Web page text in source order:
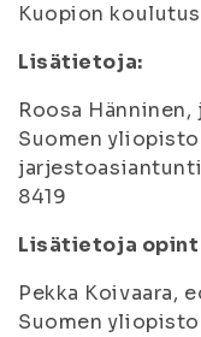
Kuopion
Lisätietoja:
Roosa
Suomen
8419
Lisätietoja
Pekka Koivaara,
Suomen